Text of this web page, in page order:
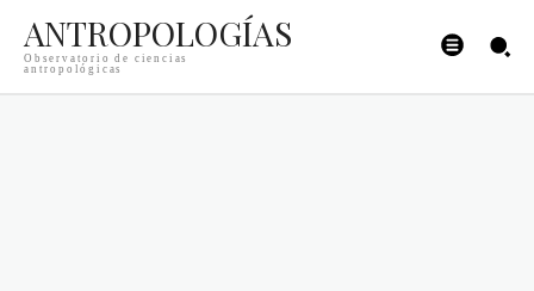
ANTROPOLOGÍAS
Observatorio de ciencias
antropológicas